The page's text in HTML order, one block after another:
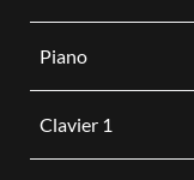
Piano
Clavier 1